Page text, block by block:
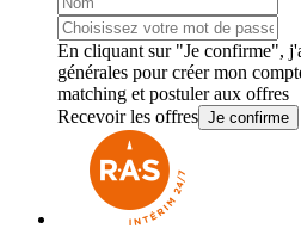
En cliquant sur "Je confirme",
générales pour créer mon
matching et postuler aux offres
Recevoir les offres Je confirme